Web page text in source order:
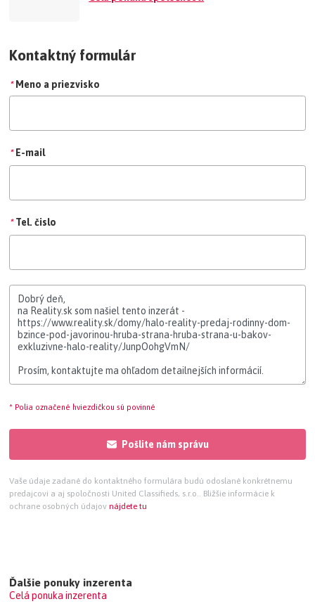
Kontaktný formulár
* Meno a priezvisko
* E-mail
* Tel. čislo
* Polia označené hviezdičkou sú povinné
Pošlite nám správu
Vaše údaje zadané do kontaktného formulára budú odoslané konkrétnemu
predajcovi a aj spoločnosti United Classifieds, s.r.o.. Bližšie informácie k
ochrane osobných údajov nájdete tu
Ďalšie ponuky inzerenta
Celá ponuka inzerenta